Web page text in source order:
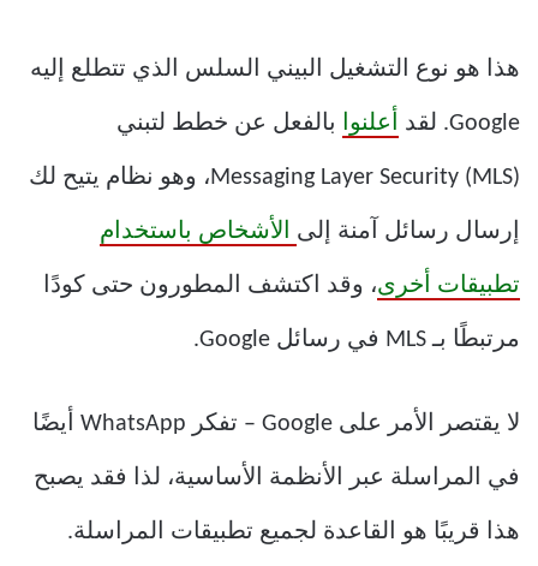
هذا هو نوع التشغيل البيني السلس الذي تتطلع إليه
Google. لقد أعلنوا بالفعل عن خطط لتبني
Messaging Layer Security (MLS)، وهو نظام يتيح لك
إرسال رسائل آمنة إلى الأشخاص باستخدام
تطبيقات أخرى، وقد اكتشف المطورون حتى كودًا
مرتبطًا بـ MLS في رسائل Google.
لا يقتصر الأمر على Google – تفكر WhatsApp أيضًا
في المراسلة عبر الأنظمة الأساسية، لذا فقد يصبح
هذا قريبًا هو القاعدة لجميع تطبيقات المراسلة.